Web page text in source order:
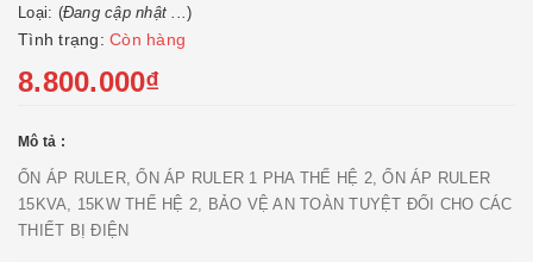
Loại: (Đang cập nhật ...)
Tình trạng: Còn hàng
8.800.000₫
Mô tả :
ỔN ÁP RULER, ỔN ÁP RULER 1 PHA THẾ HỆ 2, ỔN ÁP RULER
15KVA, 15KW THẾ HỆ 2, BẢO VỆ AN TOÀN TUYỆT ĐỐI CHO CÁC
THIẾT BỊ ĐIỆN